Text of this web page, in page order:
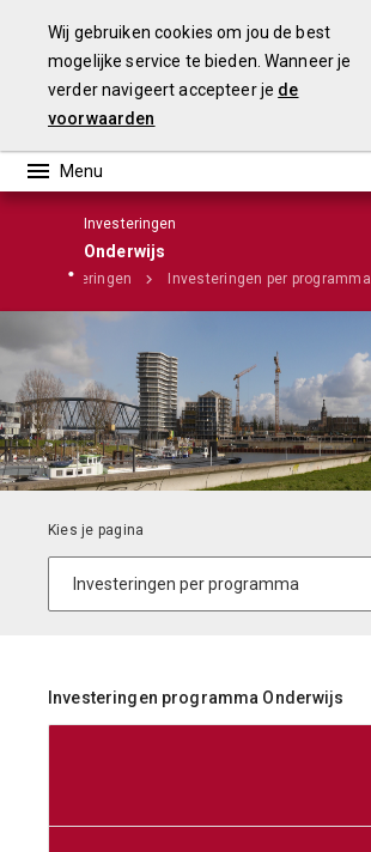
Investeringen
Onderwijs
Investeringen Investeringen per programma
Investeringen programma Onderwijs
Wij gebruiken cookies om jou de best
mogelijke service te bieden. Wanneer je
verder navigeert accepteer je de
voorwaarden